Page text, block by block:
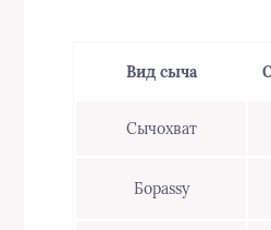
Вид сыча
Сычохват
Борassy